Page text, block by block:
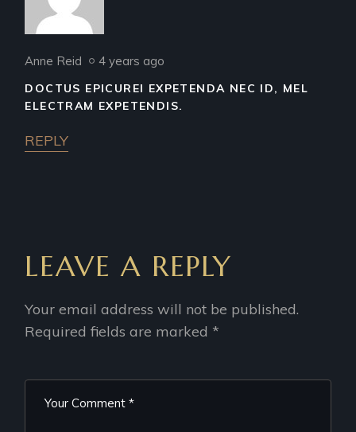
Anne Reid 4 years ago
DOCTUS EPICUREI EXPETENDA NEC ID, MEL
ELECTRAM EXPETENDIS.
REPLY
LEAVE A REPLY
Your email address will not be published.
Required fields are marked *